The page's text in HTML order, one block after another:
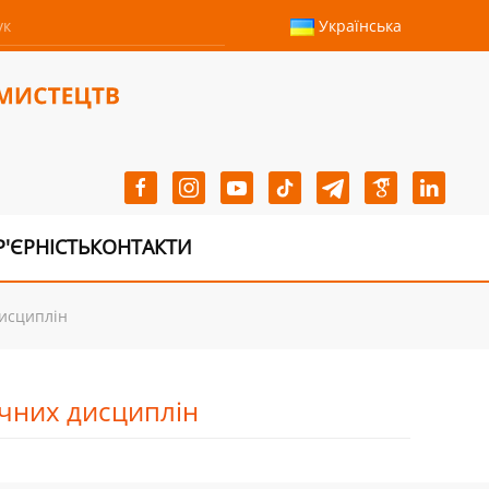
Українська
КОНТАКТИ
дисциплін